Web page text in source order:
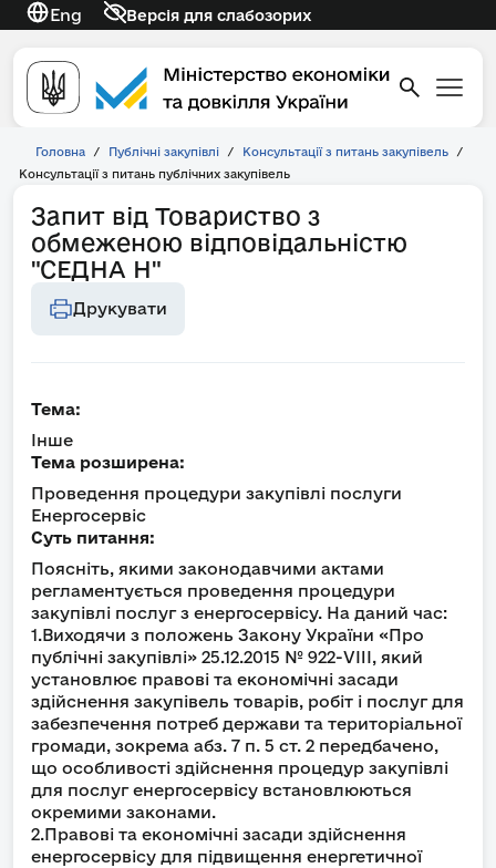
Eng Версія для слабозорих
Головна / Публічні закупівлі / Консультації з питань закупівель
/
Консультації з питань публічних закупівель
Запит від Товариство з
обмеженою відповідальністю
"СЕДНА Н"
Друкувати
Тема:
Інше
Тема розширена:
Проведення процедури закупівлі послуги
Енергосервіс
Суть питання:
Поясніть, якими законодавчими актами
регламентується проведення процедури
закупівлі послуг з енергосервісу. На даний час:
1.Виходячи з положень Закону України «Про
публічні закупівлі» 25.12.2015 № 922-VIII, який
установлює правові та економічні засади
здійснення закупівель товарів, робіт і послуг для
забезпечення потреб держави та територіальної
громади, зокрема абз. 7 п. 5 ст. 2 передбачено,
що особливості здійснення процедур закупівлі
для послуг енергосервісу встановлюються
окремими законами.
2.Правові та економічні засади здійснення
енергосервісу для підвищення енергетичної